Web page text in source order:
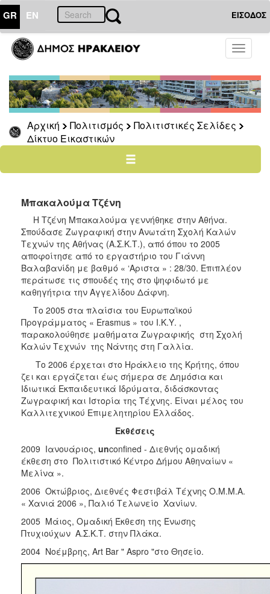
GR EN ΕΙΣΟΔΟΣ
Toggle
Αρχική Πολιτισμός
Πολιτιστικές Σελίδες
Δίκτυο Εικαστικών
ΠΟΛΙΤΙΣΜΟΣ
Σελίδες
Πολιτιστικοί
Σύλλογοι
Σκιτσογράφοι
Δίκτυο
Ζωγράφοι
Γλύπτες
Photopolis
Σημεία
Μνήμης
1941
ΔΗΜΟΣ
Μπακαλούμα Τζένη
Η Τζένη Μπακαλούμα γεννήθηκε στην Αθήνα.
Σπούδασε Ζωγραφική στην Ανωτάτη Σχολή Καλών
Τεχνών της Αθήνας (Α.Σ.Κ.Τ.), από όπου το 2005
αποφοίτησε από το εργαστήριο του Γιάννη
Βαλαβανίδη με βαθμό « ‘Αριστα » : 28/30. Επιπλέον
περάτωσε τις σπουδές της στο ψηφιδωτό με
καθηγήτρια την Αγγελίδου Δάφνη.
Το 2005 στα πλαίσια του Ευρωπαϊκού
Προγράμματος « Erasmus » του Ι.Κ.Υ. ,
παρακολούθησε μαθήματα Ζωγραφικής στη Σχολή
Καλών Τεχνών της Νάντης στη Γαλλία.
Το 2006 έρχεται στο Ηράκλειο της Κρήτης, όπου
ζει και εργάζεται έως σήμερα σε Δημόσια και
Ιδιωτικά Εκπαιδευτικά Ιδρύματα, διδάσκοντας
Ζωγραφική και Ιστορία της Τέχνης. Είναι μέλος του
Καλλιτεχνικού Επιμελητηρίου Ελλάδος.
Εκθέσεις
2009 Ιανουάριος, unconfined - Διεθνής ομαδική
έκθεση στο Πολιτιστικό Κέντρο Δήμου Αθηναίων «
Μελίνα ».
2006 Οκτώβριος, Διεθνές Φεστιβάλ Τέχνης Ο.Μ.Μ.Α.
« Χανιά 2006 », Παλιό Τελωνείο Χανίων.
2005 Μάιος, Ομαδική Έκθεση της Ένωσης
Πτυχιούχων Α.Σ.Κ.Τ. στην Πλάκα.
2004 Νοέμβρης, Art Bar " Aspro "στο Θησείο.